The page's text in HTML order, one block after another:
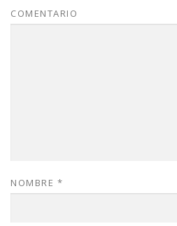
COMENTARIO
NOMBRE *